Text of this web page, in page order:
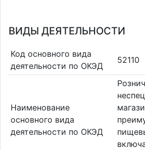
ВИДЫ ДЕЯТЕЛЬНОСТИ
Код основного вида
деятельности по ОКЭД
52110
Наименование
основного вида
деятельности по ОКЭД